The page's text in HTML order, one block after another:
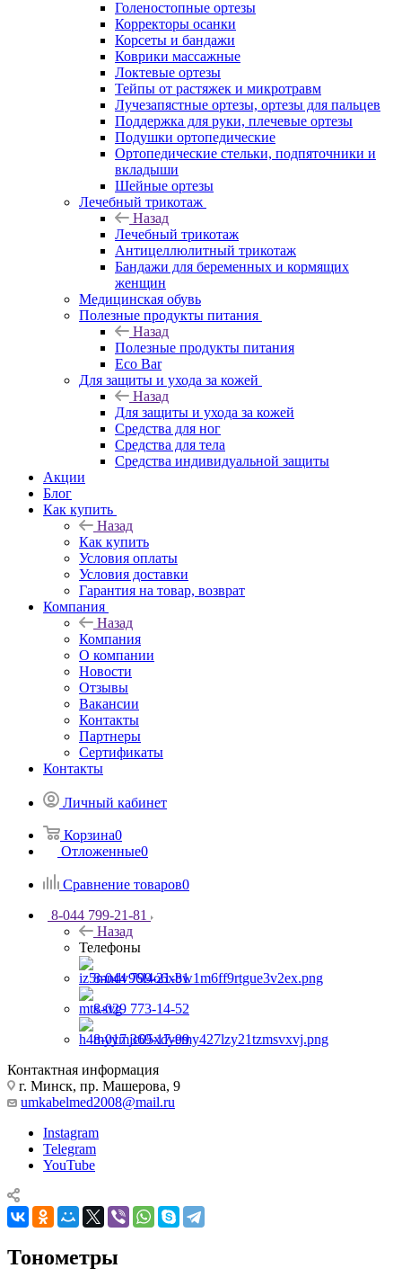
Голеностопные ортезы
Корректоры осанки
Корсеты и бандажи
Коврики массажные
Локтевые ортезы
Тейпы от растяжек и микротравм
Лучезапястные ортезы, ортезы для пальцев
Поддержка для руки, плечевые ортезы
Подушки ортопедические
Ортопедические стельки, подпяточники и
вкладыши
Шейные ортезы
Лечебный трикотаж
Назад
Лечебный трикотаж
Антицеллюлитный трикотаж
Бандажи для беременных и кормящих
женщин
Медицинская обувь
Полезные продукты питания
Назад
Полезные продукты питания
Eco Bar
Для защиты и ухода за кожей
Назад
Для защиты и ухода за кожей
Средства для ног
Средства для тела
Средства индивидуальной защиты
Акции
Блог
Как купить
Назад
Как купить
Условия оплаты
Условия доставки
Гарантия на товар, возврат
Компания
Назад
Компания
О компании
Новости
Отзывы
Вакансии
Контакты
Партнеры
Сертификаты
Контакты
Личный кабинет
Корзина0
Отложенные0
Сравнение товаров0
8-044 799-21-81
Назад
Телефоны
8-044 799-21-81
8-029 773-14-52
8-017 369-17-99
Контактная информация
г. Минск, пр. Машерова, 9
umkabelmed2008@mail.ru
Instagram
Telegram
YouTube
Тонометры